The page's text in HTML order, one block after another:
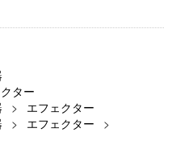
ター
エフェクター
エフェクター